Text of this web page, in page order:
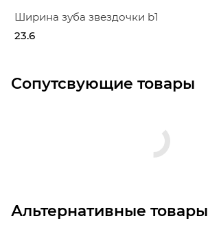
Ширина зуба звездочки b1
23.6
Сопутсвующие товары
Альтернативные товары